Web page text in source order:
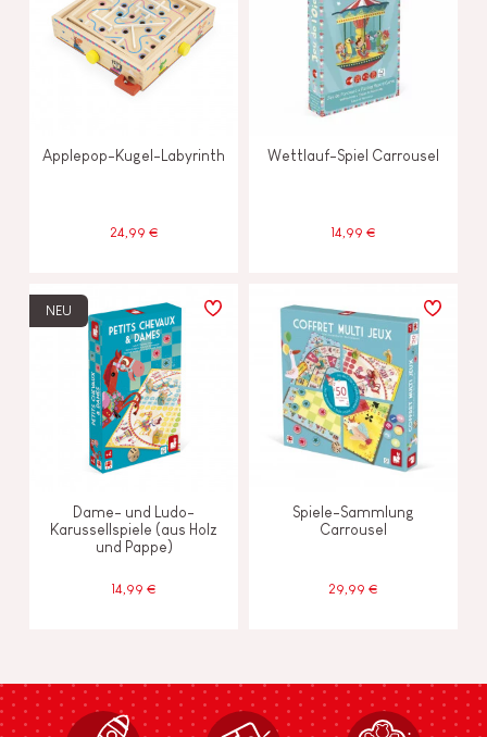
Applepop-Kugel-Labyrinth
24,99 €
Wettlauf-Spiel Carrousel
14,99 €
NEU
Dame- und Ludo-
Karussellspiele (aus Holz
und Pappe)
14,99 €
Spiele-Sammlung
Carrousel
29,99 €